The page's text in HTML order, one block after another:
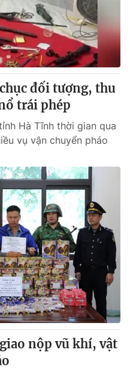
đối tượng, thu
trái phép
Hà Tĩnh thời gian qua
vụ vận chuyển pháo
nộp vũ khí, vật